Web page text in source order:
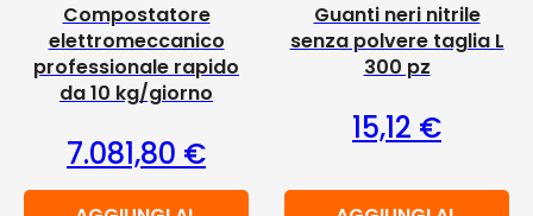
Compostatore
elettromeccanico
professionale rapido
da 10 kg/giorno
7.081,80 €
Guanti neri nitrile
senza polvere taglia L
300 pz
15,12 €